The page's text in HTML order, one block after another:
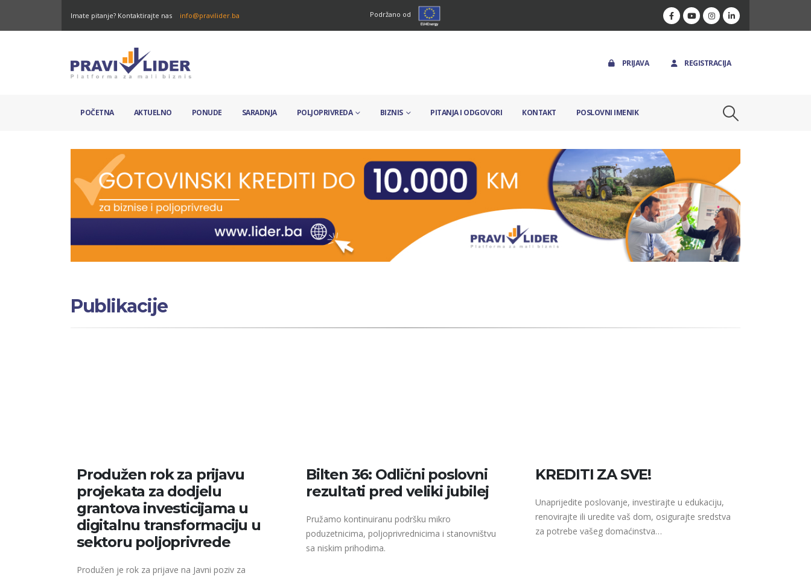
Imate pitanje? Kontaktirajte nas info@pravilider.ba Podržano od
PRIJAVA REGISTRACIJA
POČETNA AKTUELNO PONUDE SARADNJA POLJOPRIVREDA BIZNIS PITANJA I ODGOVORI KONTAKT POSLOVNI IMENIK
Publikacije
Produžen rok za prijavu
projekata za dodjelu
grantova investicijama u
digitalnu transformaciju u
sektoru poljoprivrede
Produžen je rok za prijave na Javni poziv za
Bilten 36: Odlični poslovni
rezultati pred veliki jubilej
Pružamo kontinuiranu podršku mikro
poduzetnicima, poljoprivrednicima i stanovništvu
sa niskim prihodima.
KREDITI ZA SVE!
Unaprijedite poslovanje, investirajte u edukaciju,
renovirajte ili uredite vaš dom, osigurajte sredstva
za potrebe vašeg domaćinstva…